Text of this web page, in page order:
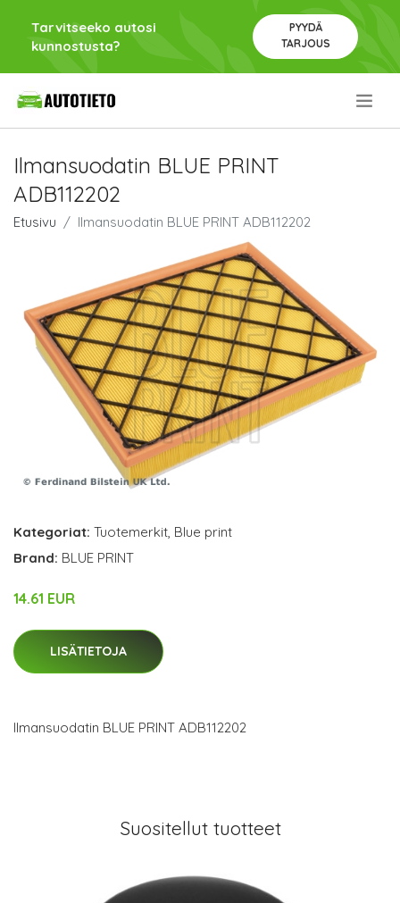
Tarvitseeko autosi
kunnostusta?
PYYDÄ
TARJOUS
Ilmansuodatin BLUE PRINT
ADB112202
Etusivu Ilmansuodatin BLUE PRINT ADB112202
Kategoriat: Tuotemerkit, Blue print
Brand: BLUE PRINT
14.61 EUR
LISÄTIETOJA
Ilmansuodatin BLUE PRINT ADB112202
Suositellut tuotteet